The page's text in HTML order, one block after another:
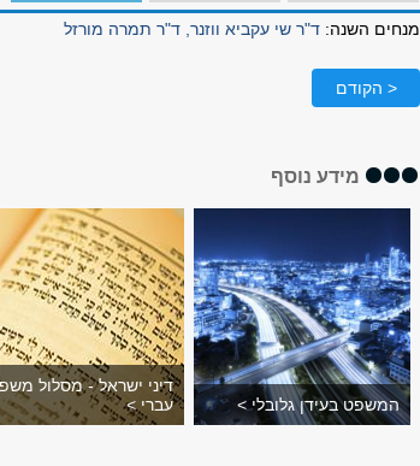
מנחים השנה: ד"ר שי עקביא ווזנר, ד"ר תמרה מורזל
< הקודם
מידע נוסף
המשפט בעידן גלובלי >
דיני ישראל - מסלול
עברי >